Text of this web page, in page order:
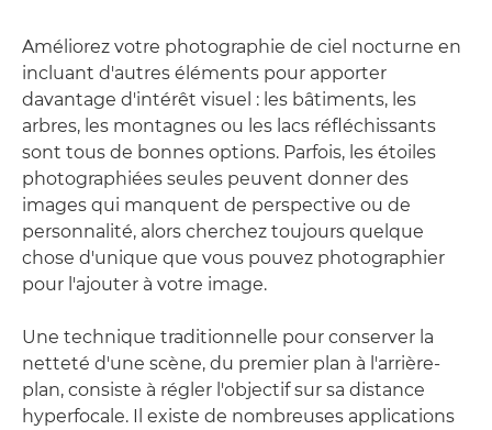
Améliorez votre photographie de ciel nocturne en
incluant d'autres éléments pour apporter
davantage d'intérêt visuel : les bâtiments, les
arbres, les montagnes ou les lacs réfléchissants
sont tous de bonnes options. Parfois, les étoiles
photographiées seules peuvent donner des
images qui manquent de perspective ou de
personnalité, alors cherchez toujours quelque
chose d'unique que vous pouvez photographier
pour l'ajouter à votre image.
Une technique traditionnelle pour conserver la
netteté d'une scène, du premier plan à l'arrière-
plan, consiste à régler l'objectif sur sa distance
hyperfocale. Il existe de nombreuses applications